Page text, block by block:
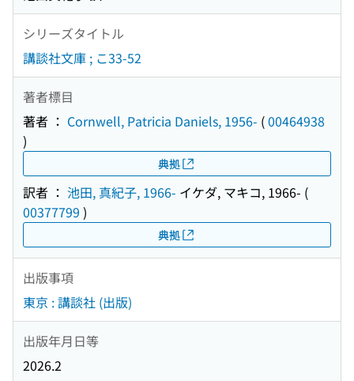
シリーズタイトル
講談社文庫 ; こ33-52
著者標目
著者 ： Cornwell, Patricia Daniels, 1956- (00464938
)
典拠
訳者 ： 池田, 真紀子, 1966- イケダ, マキコ, 1966- (
00377799 )
典拠
出版事項
東京 : 講談社 (出版)
出版年月日等
2026.2